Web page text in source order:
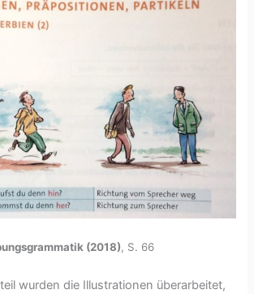
(2018), S. 66
wurden die Illustrationen überarbeitet,